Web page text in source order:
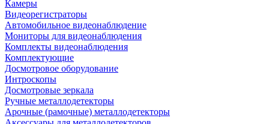
Камеры
Видеорегистраторы
Автомобильное видеонаблюдение
Мониторы для видеонаблюдения
Комплекты видеонаблюдения
Комплектующие
Досмотровое оборудование
Интроскопы
Досмотровые зеркала
Ручные металлодетекторы
Арочные (рамочные) металлодетекторы